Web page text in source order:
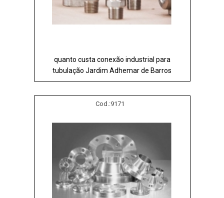
quanto custa conexão industrial para
tubulação Jardim Adhemar de Barros
Cod.:9171